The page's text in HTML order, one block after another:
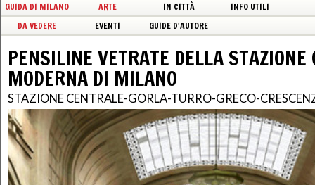
GUIDA DI MILANO ARTE IN CITTÀ
INFO UTILI
DA VEDERE
EVENTI GUIDE D'AUTORE
PENSILINE VETRATE DELLA STAZIONE
MODERNA DI MILANO
STAZIONE CENTRALE-GORLA-TURRO-GRECO-